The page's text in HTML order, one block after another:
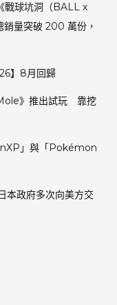
球坑洞（BALL x
銷量突破 200 萬份，
】8月回歸
》推出試玩 靠挖
」與「Pokémon
本政府多次向美方交